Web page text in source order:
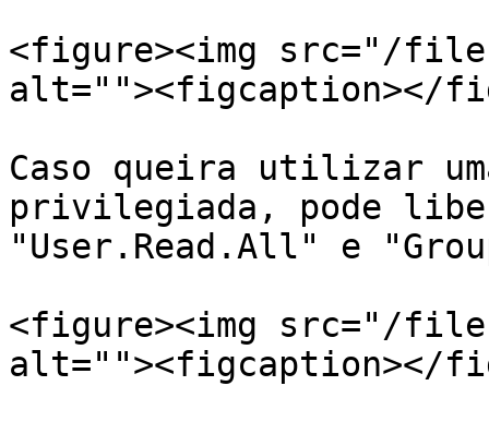
<figure><img src="/
alt=""><figcaption></
Caso queira utilizar
privilegiada, pode
"User.Read.All" e
<figure><img src="/files/
alt=""><figcaption></